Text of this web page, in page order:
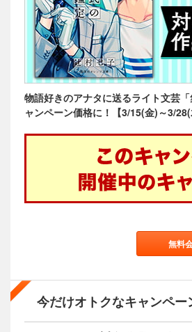
物語好きのアナタに送るライト文芸
ャンペーン価格に！【3/15(金)～3/28(
無料
今だけオトクなキャンペー